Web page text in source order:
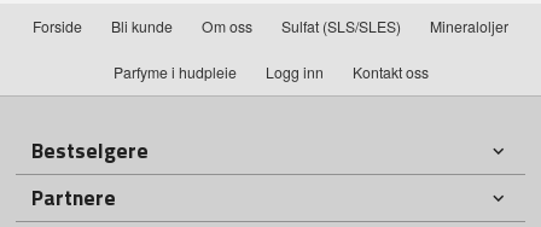
Forside Bli kunde Om oss Sulfat (SLS/SLES) Mineraloljer
Parfyme i hudpleie Logg inn Kontakt oss
Bestselgere
Partnere